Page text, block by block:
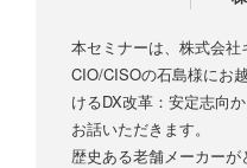
本セミナーは、株式会
CIO/CISOの石島様にお
けるDX改革：安定志向
お話いただきます。
歴史ある老舗メーカー